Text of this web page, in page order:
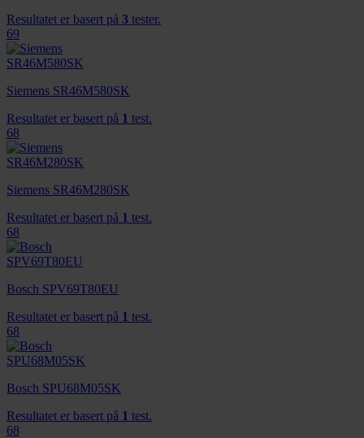
Resultatet er basert på 3 tester.
69
Siemens SR46M580SK
Resultatet er basert på 1 test.
68
Siemens SR46M280SK
Resultatet er basert på 1 test.
68
Bosch SPV69T80EU
Resultatet er basert på 1 test.
68
Bosch SPU68M05SK
Resultatet er basert på 1 test.
68